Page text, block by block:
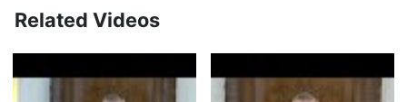
Related Videos